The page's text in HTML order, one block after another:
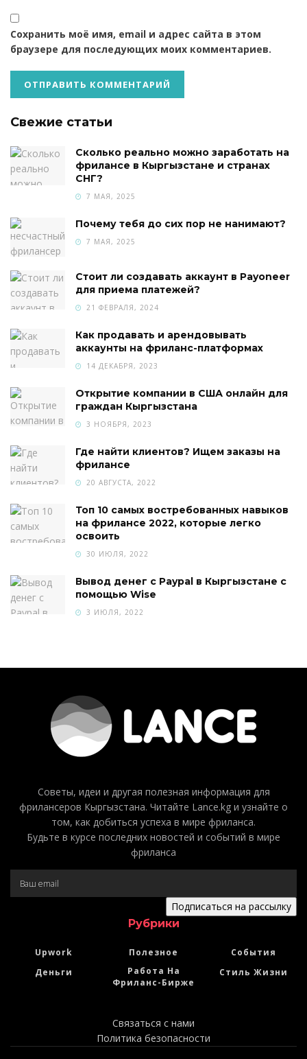
Сохранить моё имя, email и адрес сайта в этом
браузере для последующих моих комментариев.
Свежие статьи
Сколько реально можно заработать на
фрилансе в Кыргызстане и странах
СНГ?
7 МАЯ, 2025
Почему тебя до сих пор не нанимают?
7 МАЯ, 2025
Стоит ли создавать аккаунт в Payoneer
для приема платежей?
21 ФЕВРАЛЯ, 2024
Как продавать и арендовывать
аккаунты на фриланс-платформах
14 ДЕКАБРЯ, 2023
Открытие компании в США онлайн для
граждан Кыргызстана
3 НОЯБРЯ, 2023
Где найти клиентов? Ищем заказы на
фрилансе
20 АВГУСТА, 2022
Топ 10 самых востребованных навыков
на фрилансе 2022, которые легко
освоить
30 ИЮЛЯ, 2022
Вывод денег с Paypal в Кыргызстане с
помощью Wise
3 ИЮЛЯ, 2022
Советы, идеи и другая полезная информация для
фрилансеров Кыргызстана. Читайте Lance.kg и узнайте о
том, как добиться успеха в мире фриланса.
Будьте в курсе последних новостей и событий в мире
фриланса
Подписаться на рассылку
Рубрики
Upwork
Деньги
Полезное
Работа На
Фриланс-Бирже
События
Стиль Жизни
Связаться с нами
Политика безопасности